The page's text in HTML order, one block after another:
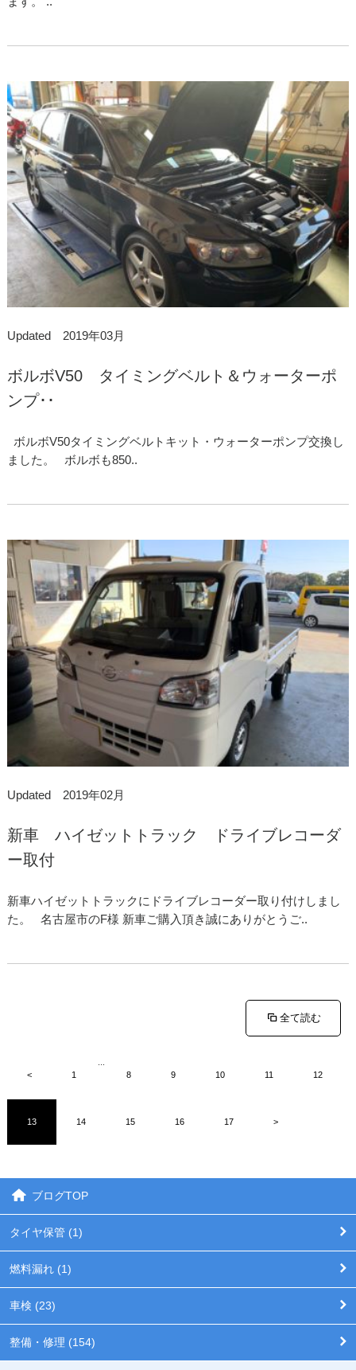
Updated 2019年03月
ボルボV50 タイミングベルト＆ウォーターポ
ンプ･･
ボルボV50タイミングベルトキット・ウォーターポンプ交換し
ました。 ボルボも850..
Updated 2019年02月
新車 ハイゼットトラック ドライブレコーダ
ー取付
新車ハイゼットトラックにドライブレコーダー取り付けしまし
た。 名古屋市のF様 新車ご購入頂き誠にありがとうご..
全て読む
< 1
8
9 10 11 12
13 14 15 16 17 >
ブログTOP
タイヤ保管 (1)
燃料漏れ (1)
車検 (23)
整備・修理 (154)